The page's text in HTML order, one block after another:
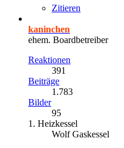
Zitieren
kaninchen
ehem. Boardbetreiber
Reaktionen
391
Beiträge
1.783
Bilder
95
1. Heizkessel
Wolf Gaskessel